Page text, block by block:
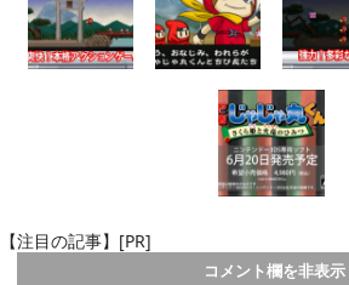
【注目の記事】[PR]
コメント欄を非表示